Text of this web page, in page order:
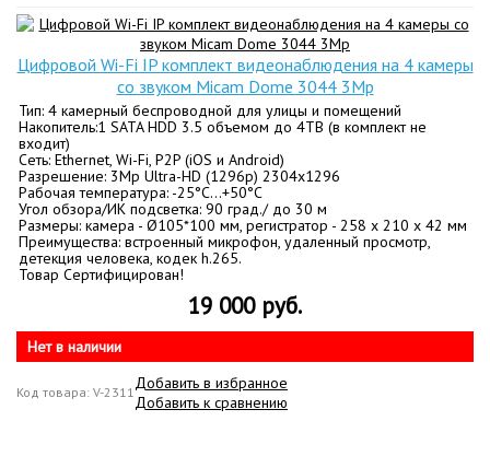
Цифровой Wi-Fi IP комплект видеонаблюдения на 4 камеры
со звуком Micam Dome 3044 3Mp
Тип: 4 камерный беспроводной для улицы и помещений
Накопитель:1 SATA HDD 3.5 объемом до 4TB (в комплект не
входит)
Сеть: Ethernet, Wi-Fi, P2P (iOS и Android)
Разрешение: 3Mp Ultra-HD (1296p) 2304x1296
Рабочая температура: -25°C…+50°C
Угол обзора/ИК подсветка: 90 град./ до 30 м
Размеры: камера - Ø105*100 мм, регистратор - 258 х 210 х 42 мм
Преимущества: встроенный микрофон, удаленный просмотр,
детекция человека, кодек h.265.
Товар Сертифицирован!
19 000 руб.
Нет в наличии
Код товара: V-2311Добавить в избранное
Добавить к сравнению